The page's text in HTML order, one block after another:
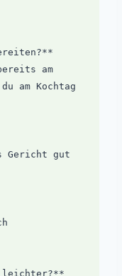
am
am Kochtag
Gericht gut
leichter?**